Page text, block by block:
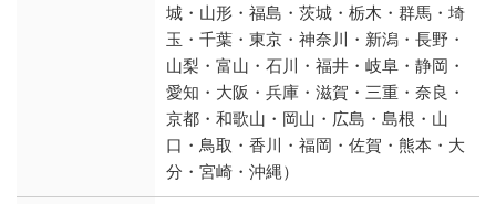
城・山形・福島・茨城・栃木・群馬・埼
玉・千葉・東京・神奈川・新潟・長野・
山梨・富山・石川・福井・岐阜・静岡・
愛知・大阪・兵庫・滋賀・三重・奈良・
京都・和歌山・岡山・広島・島根・山
口・鳥取・香川・福岡・佐賀・熊本・大
分・宮崎・沖縄）